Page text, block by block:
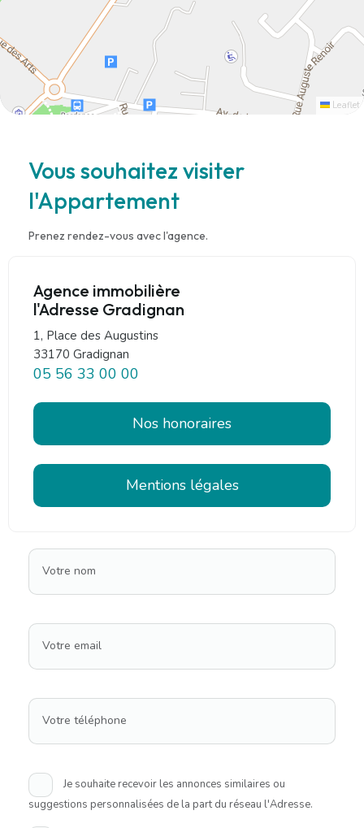
Leaflet
Vous souhaitez visiter
l'Appartement
Prenez rendez-vous avec l'agence.
Agence immobilière
l'Adresse Gradignan
1, Place des Augustins
33170 Gradignan
05 56 33 00 00
Nos honoraires
Mentions légales
Votre nom
Votre email
Votre téléphone
Je souhaite recevoir les annonces similaires ou
suggestions personnalisées de la part du réseau l'Adresse.